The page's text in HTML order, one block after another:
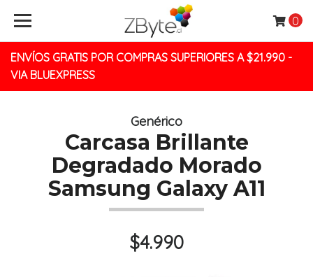
ENVÍOS GRATIS POR COMPRAS SUPERIORES A $21.990 -
VIA BLUEXPRESS
0
Genérico
Carcasa Brillante
Degradado Morado
Samsung Galaxy A11
$4.990